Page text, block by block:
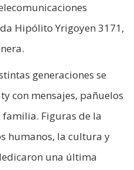
Hipólito Yrigoyen 3171,
generaciones se
con mensajes, pañuelos
Figuras de la
humanos, la cultura y
una última